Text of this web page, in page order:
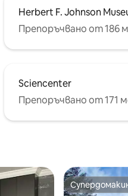
Herbert F. Johnson
Препоръчвано от 186
Sciencenter
Препоръчвано от 171